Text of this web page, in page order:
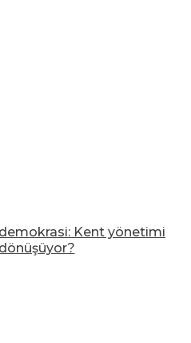
demokrasi: Kent yönetimi